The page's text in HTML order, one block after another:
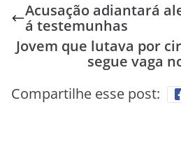
Acusação adiantará
á testemunhas
Jovem que lutava por
segue vaga
Compartilhe esse post: